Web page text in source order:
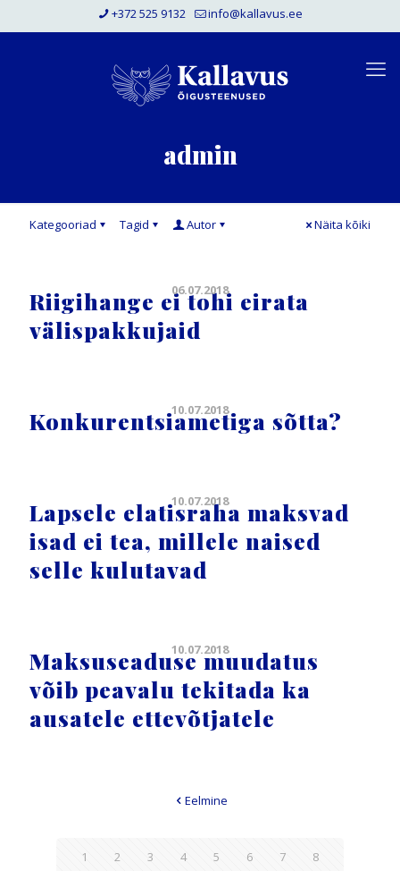
+372 525 9132 info@kallavus.ee
admin
Kategooriad Tagid Autor Näita kõiki
06.07.2018
Riigihange ei tohi eirata
välispakkujaid
10.07.2018
Konkurentsiametiga sõtta?
10.07.2018
Lapsele elatisraha maksvad
isad ei tea, millele naised
selle kulutavad
10.07.2018
Maksuseaduse muudatus
võib peavalu tekitada ka
ausatele ettevõtjatele
Eelmine
1 2 3 4 5 6 7
8